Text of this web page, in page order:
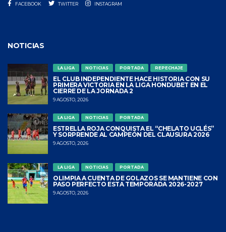
FACEBOOK TWITTER INSTAGRAM
NOTICIAS
LA LIGA NOTICIAS PORTADA REPECHAJE
EL CLUB INDEPENDIENTE HACE HISTORIA CON SU
PRIMERA VICTORIA EN LA LIGA HONDUBET EN EL
CIERRE DE LA JORNADA 2
9 AGOSTO, 2026
LA LIGA NOTICIAS PORTADA
ESTRELLA ROJA CONQUISTA EL “CHELATO UCLÉS”
Y SORPRENDE AL CAMPEÓN DEL CLAUSURA 2026
9 AGOSTO, 2026
LA LIGA NOTICIAS PORTADA
OLIMPIA A CUENTA DE GOLAZOS SE MANTIENE CON
PASO PERFECTO ESTA TEMPORADA 2026-2027
9 AGOSTO, 2026